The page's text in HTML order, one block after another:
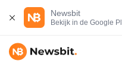
Newsbit
Bekijk in de Google